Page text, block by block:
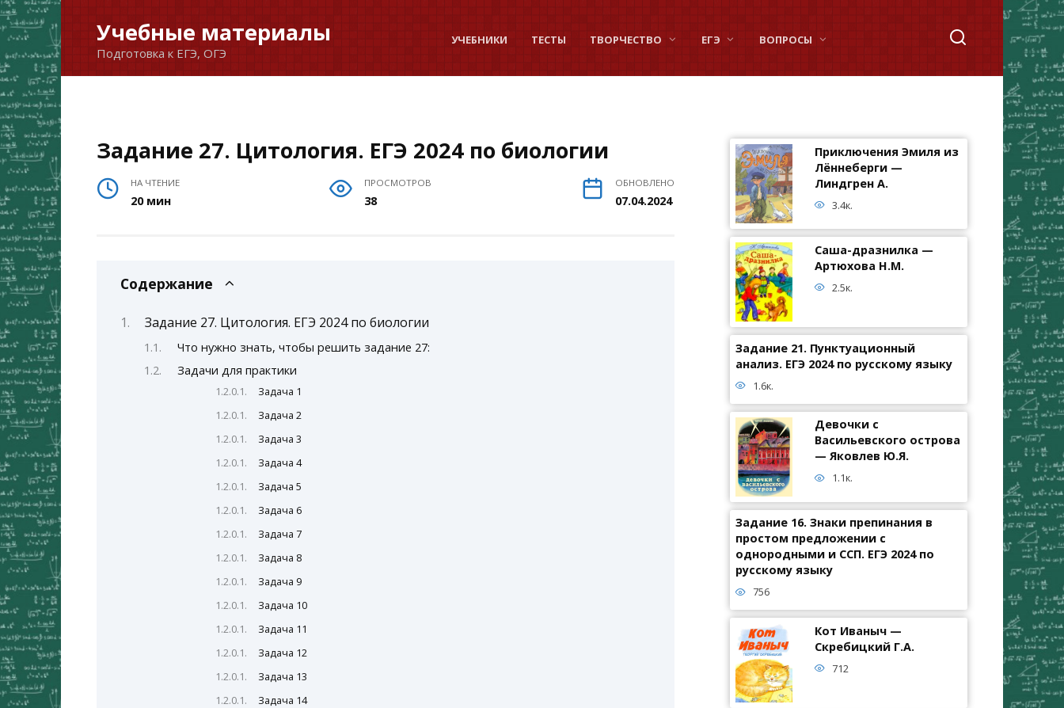
Перейти
к
содержанию
Учебные материалы
Подготовка к ЕГЭ, ОГЭ
УЧЕБНИКИ ТЕСТЫ ТВОРЧЕСТВО ЕГЭ ВОПРОСЫ
Задание 27. Цитология. ЕГЭ 2024 по биологии
НА ЧТЕНИЕ
20 мин
ПРОСМОТРОВ
38
ОБНОВЛЕНО
07.04.2024
Содержание
Задание 27. Цитология. ЕГЭ 2024 по биологии
Что нужно знать, чтобы решить задание 27:
Задачи для практики
Задача 1
Задача 2
Задача 3
Задача 4
Задача 5
Задача 6
Задача 7
Задача 8
Задача 9
Задача 10
Задача 11
Задача 12
Задача 13
Задача 14
Приключения Эмиля из
Лённеберги —
Линдгрен А.
3.4к.
Саша-дразнилка —
Артюхова Н.М.
2.5к.
Задание 21. Пунктуационный
анализ. ЕГЭ 2024 по русскому языку
1.6к.
Девочки с
Васильевского острова
— Яковлев Ю.Я.
1.1к.
Задание 16. Знаки препинания в
простом предложении с
однородными и ССП. ЕГЭ 2024 по
русскому языку
756
Кот Иваныч —
Скребицкий Г.А.
712